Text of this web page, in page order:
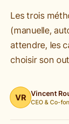
Les trois
(manuelle,
attendre, les
choisir son
VR Vincent
CEO & Co-